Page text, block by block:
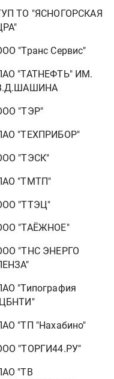
ТО "ЯСНОГОРСКАЯ
"Транс Сервис"
"ТАТНЕФТЬ" ИМ.
"ТЭР"
"ТЕХПРИБОР"
"ТЭСК"
"ТМТП"
"ТТЭЦ"
"ТАЁЖНОЕ"
"ТНС ЭНЕРГО
"Типография
"ТП "Нахабино"
"ТОРГИ44.РУ"
"ТВ